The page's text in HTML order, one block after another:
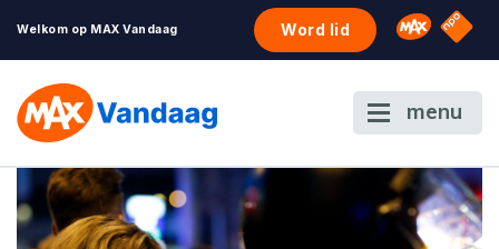
Welkom op MAX Vandaag Word lid Omroep
NPO
menu